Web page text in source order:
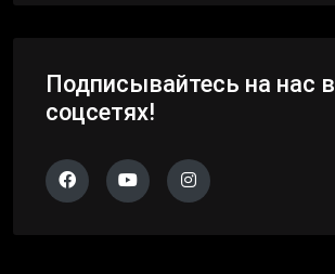
Подписывайтесь на нас в
соцсетях!